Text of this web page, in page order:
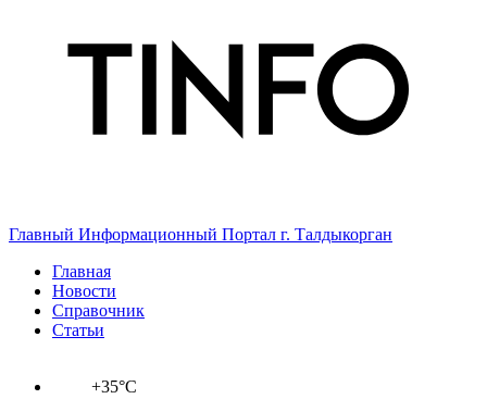
Главный Информационный Портал г. Талдыкорган
Главная
Новости
Справочник
Статьи
+35°C